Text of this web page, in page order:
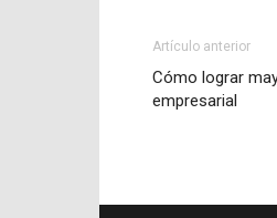
Artículo anterior
Cómo lograr
empresarial